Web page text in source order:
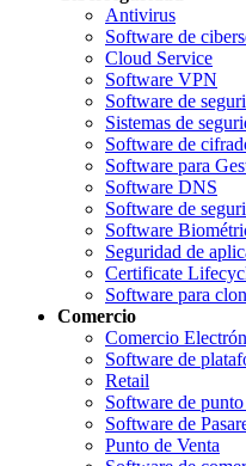
Antivirus
Software de
Cloud Service
Software VPN
Software de
Sistemas de
Software de
Software para
Software DNS
Software de
Software
Seguridad de
Certificate
Software para
Comercio
Comercio
Software de
Retail
Software de
Software de
Punto de Venta